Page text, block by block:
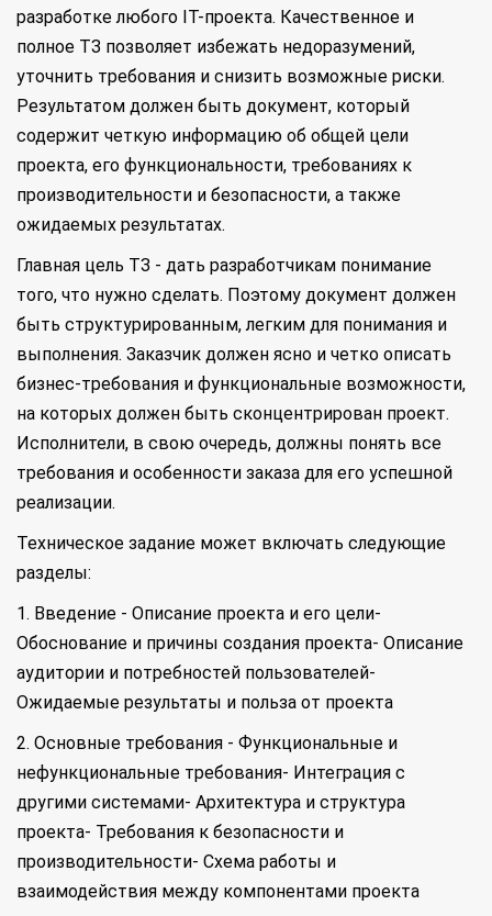
разработке любого IT-проекта. Качественное и
полное ТЗ позволяет избежать недоразумений,
уточнить требования и снизить возможные риски.
Результатом должен быть документ, который
содержит четкую информацию об общей цели
проекта, его функциональности, требованиях к
производительности и безопасности, а также
ожидаемых результатах.
Главная цель ТЗ - дать разработчикам понимание
того, что нужно сделать. Поэтому документ должен
быть структурированным, легким для понимания и
выполнения. Заказчик должен ясно и четко описать
бизнес-требования и функциональные возможности,
на которых должен быть сконцентрирован проект.
Исполнители, в свою очередь, должны понять все
требования и особенности заказа для его успешной
реализации.
Техническое задание может включать следующие
разделы:
1. Введение - Описание проекта и его цели-
Обоснование и причины создания проекта- Описание
аудитории и потребностей пользователей-
Ожидаемые результаты и польза от проекта
2. Основные требования - Функциональные и
нефункциональные требования- Интеграция с
другими системами- Архитектура и структура
проекта- Требования к безопасности и
производительности- Схема работы и
взаимодействия между компонентами проекта